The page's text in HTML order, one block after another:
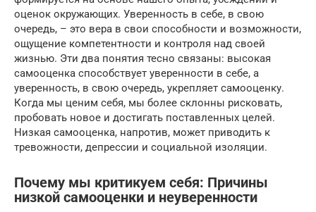
оценок окружающих. Уверенность в себе, в свою
очередь, – это вера в свои способности и возможности,
ощущение компетентности и контроля над своей
жизнью. Эти два понятия тесно связаны: высокая
самооценка способствует уверенности в себе, а
уверенность, в свою очередь, укрепляет самооценку.
Когда мы ценим себя, мы более склонны рисковать,
пробовать новое и достигать поставленных целей.
Низкая самооценка, напротив, может приводить к
тревожности, депрессии и социальной изоляции.
Почему мы критикуем себя: Причины
низкой самооценки и неуверенности